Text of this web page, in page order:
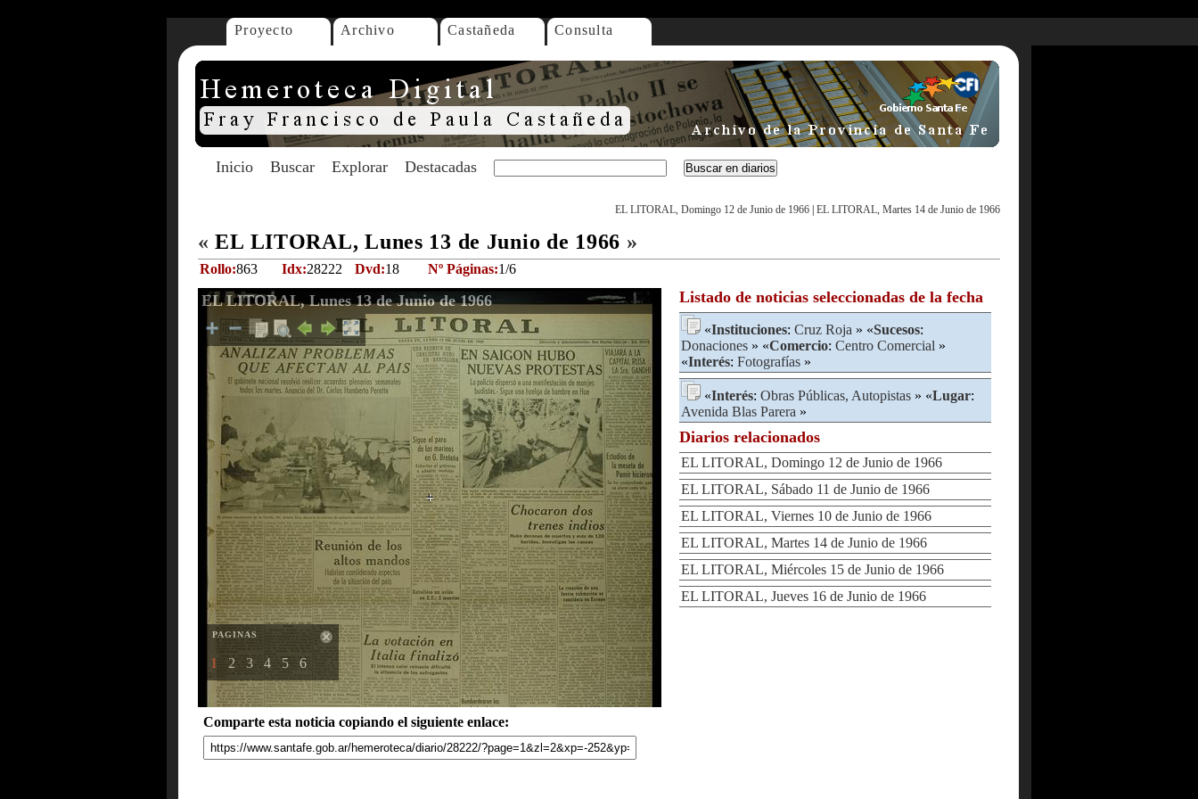
Proyecto Archivo Castañeda Consulta
Inicio Buscar Explorar Destacadas
EL LITORAL, Domingo 12 de Junio de 1966 EL LITORAL, Martes 14 de Junio de 1966
« EL LITORAL, Lunes 13 de Junio de 1966 »
Rollo:863 Idx:28222 Dvd:18 Nº Páginas:1/6
EL LITORAL, Lunes 13 de Junio de 1966
PAGINAS
1 2 3 4 5 6
Comparte esta noticia copiando el siguiente enlace:
Listado de noticias seleccionadas de la fecha
«Instituciones: Cruz Roja » «Sucesos:
Donaciones » «Comercio: Centro Comercial »
«Interés: Fotografías »
«Interés: Obras Públicas, Autopistas » «Lugar:
Avenida Blas Parera »
Diarios relacionados
EL LITORAL, Domingo 12 de Junio de 1966
EL LITORAL, Sábado 11 de Junio de 1966
EL LITORAL, Viernes 10 de Junio de 1966
EL LITORAL, Martes 14 de Junio de 1966
EL LITORAL, Miércoles 15 de Junio de 1966
EL LITORAL, Jueves 16 de Junio de 1966